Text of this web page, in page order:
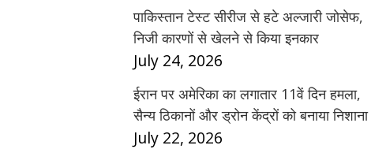
पाकिस्तान टेस्ट सीरीज से हटे अल्जारी जोसेफ,
निजी कारणों से खेलने से किया इनकार
July 24, 2026
ईरान पर अमेरिका का लगातार 11वें दिन हमला,
सैन्य ठिकानों और ड्रोन केंद्रों को बनाया निशाना
July 22, 2026